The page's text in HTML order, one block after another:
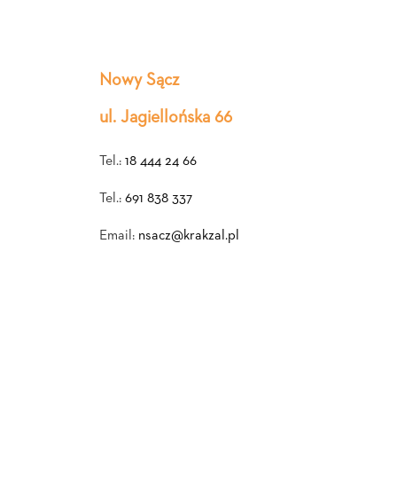
Nowy Sącz
ul. Jagiellońska 66
Tel.: 18 444 24 66
Tel.: 691 838 337
Email: nsacz@krakzal.pl